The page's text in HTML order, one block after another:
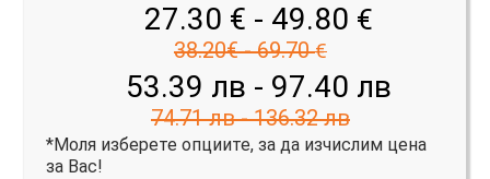
27.30 € - 49.80 €
38.20€ - 69.70 €
53.39 лв - 97.40 лв
74.71 лв - 136.32 лв
*Моля изберете опциите, за да изчислим цена
за Вас!